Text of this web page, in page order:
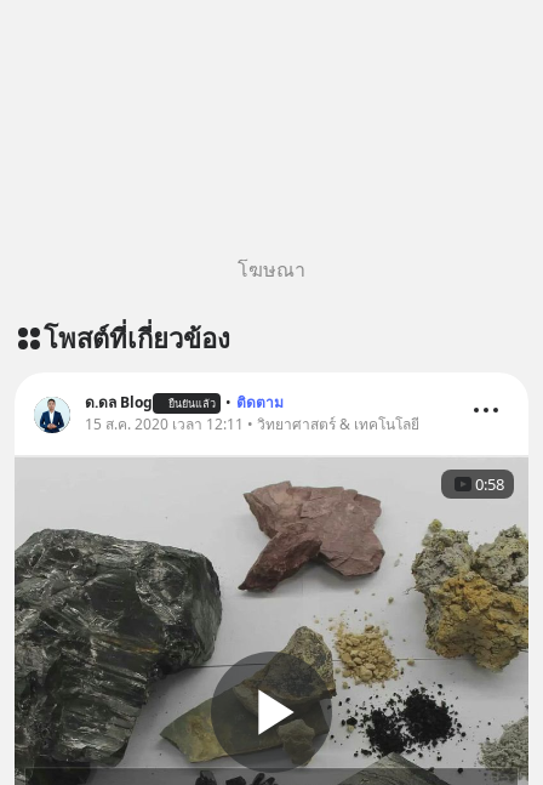
โฆษณา
โพสต์ที่เกี่ยวข้อง
ด.ดล Blog ยืนยันแล้ว • ติดตาม
15 ส.ค. 2020 เวลา 12:11 • วิทยาศาสตร์ & เทคโนโลยี
0:58